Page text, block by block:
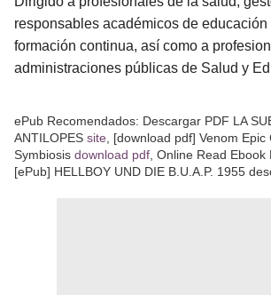
responsables académicos de educación
formación continua, así como a
administraciones públicas de Salud y
ePub Recomendados: Descargar PDF LA
ANTILOPES site, [download pdf] Venom Epic
Symbiosis download pdf, Online Read Ebook
[ePub] HELLBOY UND DIE B.U.A.P. 1955